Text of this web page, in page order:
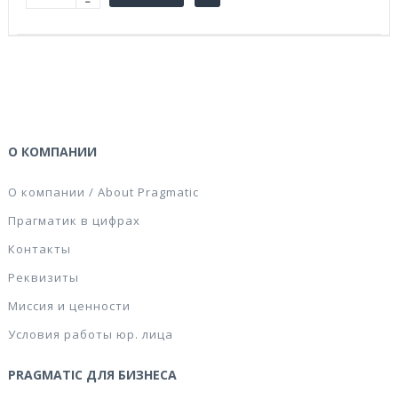
О КОМПАНИИ
О компании / About Pragmatic
Прагматик в цифрах
Контакты
Реквизиты
Миссия и ценности
Условия работы юр. лица
PRAGMATIC ДЛЯ БИЗНЕСА